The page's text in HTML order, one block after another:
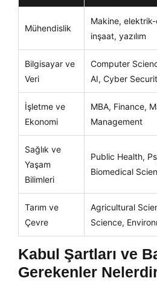
Mühendislik
Makine,
inşaat, yazılım
Bilgisayar ve
Veri
Computer
AI, Cyber
İşletme ve
Ekonomi
MBA, Finance,
Management
Sağlık ve
Yaşam
Bilimleri
Public Health,
Biomedical
Tarım ve
Çevre
Agricultural
Science,
Kabul Şartları ve
Gerekenler